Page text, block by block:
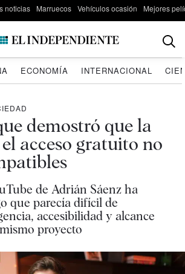
noticias Marruecos Vehículos ocasión Mejores
ECONOMÍA INTERNACIONAL
demostró que la
acceso gratuito no
de Adrián Sáenz ha
que parecía difícil de
accesibilidad y alcance
proyecto